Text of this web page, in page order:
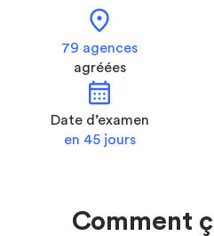
location_on
79 agences
agréées
calendar_month
Date d’examen
en 45 jours
Comment